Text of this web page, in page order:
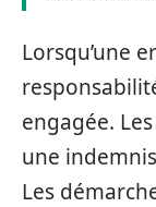
Lorsqu’une
engagée.
une
Les